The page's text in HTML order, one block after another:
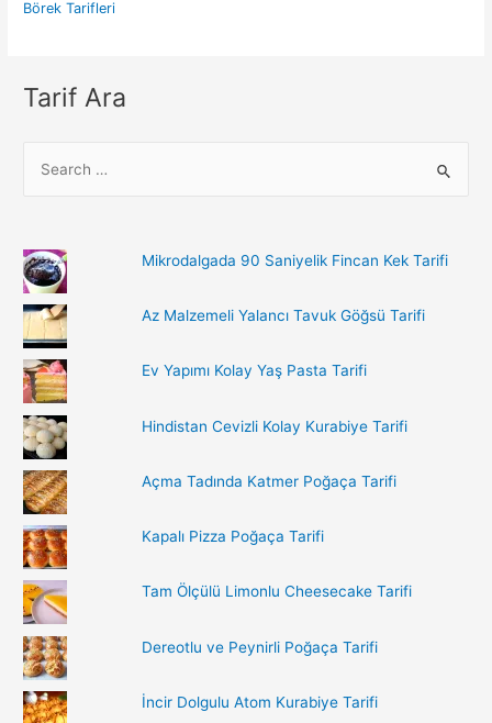
Börek Tarifleri
Tarif Ara
c
h
f
o
r
:
Mikrodalgada 90 Saniyelik Fincan Kek Tarifi
Az Malzemeli Yalancı Tavuk Göğsü Tarifi
Ev Yapımı Kolay Yaş Pasta Tarifi
Hindistan Cevizli Kolay Kurabiye Tarifi
Açma Tadında Katmer Poğaça Tarifi
Kapalı Pizza Poğaça Tarifi
Tam Ölçülü Limonlu Cheesecake Tarifi
Dereotlu ve Peynirli Poğaça Tarifi
İncir Dolgulu Atom Kurabiye Tarifi